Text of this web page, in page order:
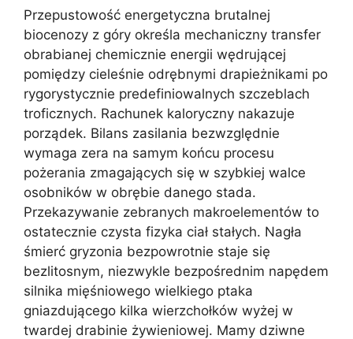
Przepustowość energetyczna brutalnej
biocenozy z góry określa mechaniczny transfer
obrabianej chemicznie energii wędrującej
pomiędzy cieleśnie odrębnymi drapieżnikami po
rygorystycznie predefiniowalnych szczeblach
troficznych. Rachunek kaloryczny nakazuje
porządek. Bilans zasilania bezwzględnie
wymaga zera na samym końcu procesu
pożerania zmagających się w szybkiej walce
osobników w obrębie danego stada.
Przekazywanie zebranych makroelementów to
ostatecznie czysta fizyka ciał stałych. Nagła
śmierć gryzonia bezpowrotnie staje się
bezlitosnym, niezwykle bezpośrednim napędem
silnika mięśniowego wielkiego ptaka
gniazdującego kilka wierzchołków wyżej w
twardej drabinie żywieniowej. Mamy dziwne